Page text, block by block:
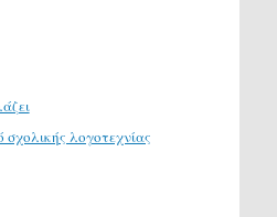
λογοτεχνίας